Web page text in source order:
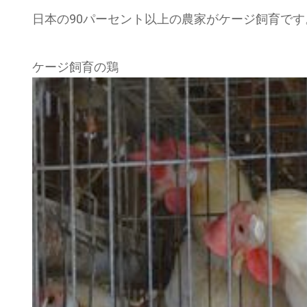
日本の90パーセント以上の農家がケージ飼育で
ケージ飼育の鶏